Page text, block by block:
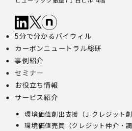
5分で分かるバイウィル
カーボンニュートラル総研
事例紹介
セミナー
お役立ち情報
サービス紹介
環境価値創出支援（J-クレジット創
環境価値売買（クレジット仲介・調